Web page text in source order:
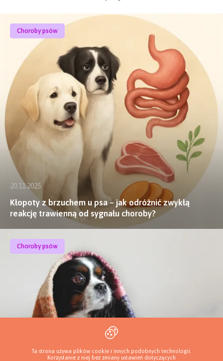
Choroby psów
20.11.2025
Kłopoty z brzuchem u psa – jak odróżnić zwykłą
reakcję trawienną od sygnału choroby?
Choroby psów
Ta strona używa plików cookie i innych podobnych technologii.
Korzystanie z niej bez zmiany ustawień dotyczących